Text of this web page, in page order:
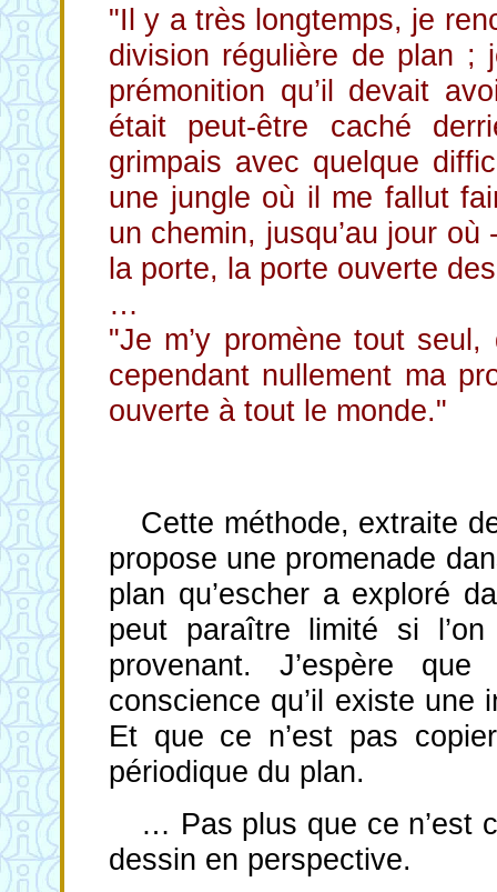
"Il y a très longtemps, je
division régulière de plan ;
prémonition qu’il devait
était peut-être caché
grimpais avec quelque
une jungle où il me fallut
un chemin, jusqu’au jour
la porte, la porte ouverte
…
"Je m’y promène tout
cependant nullement ma
ouverte à tout le monde."
Cette méthode, extraite
propose une promenade
plan qu’escher a exploré
peut paraître limité si
provenant. J’espère
conscience qu’il existe
Et que ce n’est pas
périodique du plan.
… Pas plus que ce n’est
dessin en perspective.